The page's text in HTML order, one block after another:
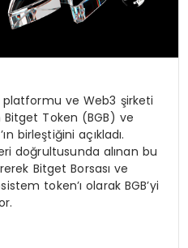
platformu ve Web3 şirketi
Bitget Token (BGB) ve
birleştiğini açıkladı.
doğrultusunda alınan bu
Bitget Borsası ve
token’ı olarak BGB’yi